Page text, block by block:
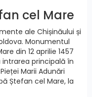
cel Mare
ale Chișinăului și
Monumentul
din 12 aprilie 1457
intrarea principală în
Marii Adunări
Ștefan cel Mare, la